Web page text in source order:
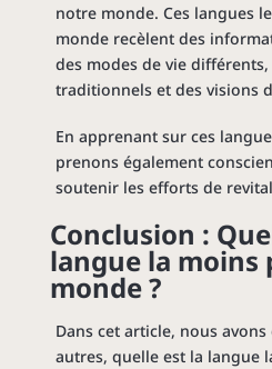
notre monde. Ces langues
monde recèlent des
des modes de vie
traditionnels et des visions
En apprenant sur ces
prenons également
soutenir les efforts de
Conclusion :
langue la moins
monde ?
Dans cet article, nous
autres, quelle est la langue